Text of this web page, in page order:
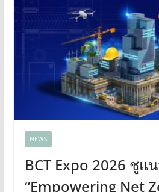
NEWS
BCT Expo 2026 ชูแ
“Empowering Net